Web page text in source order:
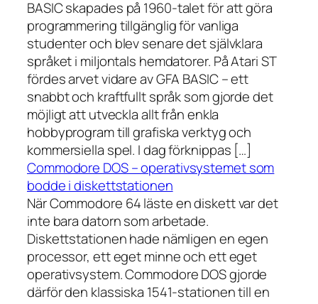
BASIC skapades på 1960-talet för att göra
programmering tillgänglig för vanliga
studenter och blev senare det självklara
språket i miljontals hemdatorer. På Atari ST
fördes arvet vidare av GFA BASIC – ett
snabbt och kraftfullt språk som gjorde det
möjligt att utveckla allt från enkla
hobbyprogram till grafiska verktyg och
kommersiella spel. I dag förknippas […]
Commodore DOS – operativsystemet som
bodde i diskettstationen
När Commodore 64 läste en diskett var det
inte bara datorn som arbetade.
Diskettstationen hade nämligen en egen
processor, ett eget minne och ett eget
operativsystem. Commodore DOS gjorde
därför den klassiska 1541-stationen till en